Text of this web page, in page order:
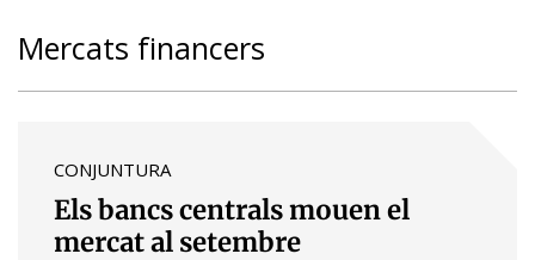
Mercats financers
CONJUNTURA
Els bancs centrals mouen el
mercat al setembre